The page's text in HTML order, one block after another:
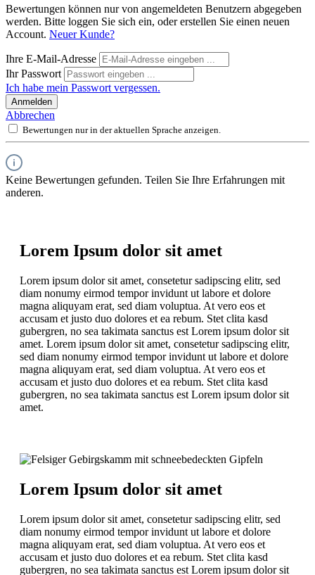
Bewertungen können nur von angemeldeten Benutzern abgegeben
werden. Bitte loggen Sie sich ein, oder erstellen Sie einen neuen
Account. Neuer Kunde?
Ihre E-Mail-Adresse
Ihr Passwort
Ich habe mein Passwort vergessen.
Anmelden
Abbrechen
Bewertungen nur in der aktuellen Sprache anzeigen.
Keine Bewertungen gefunden. Teilen Sie Ihre Erfahrungen mit
anderen.
Lorem Ipsum dolor sit amet
Lorem ipsum dolor sit amet, consetetur sadipscing elitr, sed
diam nonumy eirmod tempor invidunt ut labore et dolore
magna aliquyam erat, sed diam voluptua. At vero eos et
accusam et justo duo dolores et ea rebum. Stet clita kasd
gubergren, no sea takimata sanctus est Lorem ipsum dolor sit
amet. Lorem ipsum dolor sit amet, consetetur sadipscing elitr,
sed diam nonumy eirmod tempor invidunt ut labore et dolore
magna aliquyam erat, sed diam voluptua. At vero eos et
accusam et justo duo dolores et ea rebum. Stet clita kasd
gubergren, no sea takimata sanctus est Lorem ipsum dolor sit
amet.
Lorem Ipsum dolor sit amet
Lorem ipsum dolor sit amet, consetetur sadipscing elitr, sed
diam nonumy eirmod tempor invidunt ut labore et dolore
magna aliquyam erat, sed diam voluptua. At vero eos et
accusam et justo duo dolores et ea rebum. Stet clita kasd
gubergren, no sea takimata sanctus est Lorem ipsum dolor sit